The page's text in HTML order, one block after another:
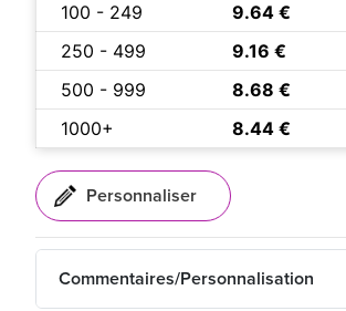
100 - 249
9.64 €
250 - 499
9.16 €
500 - 999
8.68 €
1000+
8.44 €
Commentaires/Personnalisation